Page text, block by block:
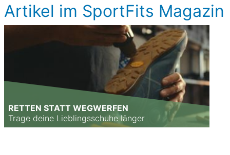
Artikel im SportFits Magazin
RETTEN STATT WEGWERFEN
Trage deine Lieblingsschuhe länger